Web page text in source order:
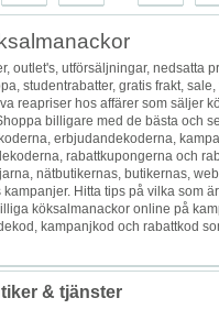
outlet's, utförsäljningar, nedsatta
studentrabatter, gratis frakt, sale,
reapriser hos affärer som säljer
billigare med de bästa och
erbjudandekoderna,
rabattkupongerna och
nätbutikernas, butikernas,
Hitta tips på vilka som
köksalmanackor online på
kampanjkod och rabattkod
& tjänster